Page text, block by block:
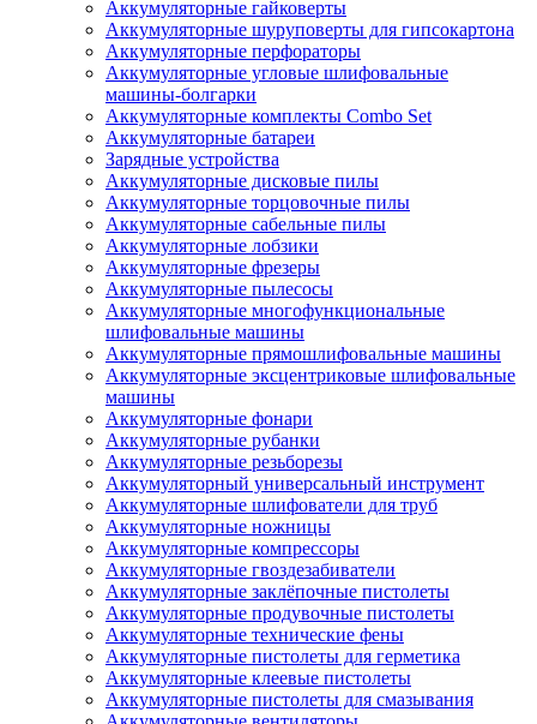
Аккумуляторные гайковерты
Аккумуляторные шуруповерты для гипсокартона
Аккумуляторные перфораторы
Аккумуляторные угловые шлифовальные
машины-болгарки
Аккумуляторные комплекты Combo Set
Аккумуляторные батареи
Зарядные устройства
Аккумуляторные дисковые пилы
Аккумуляторные торцовочные пилы
Аккумуляторные сабельные пилы
Аккумуляторные лобзики
Аккумуляторные фрезеры
Аккумуляторные пылесосы
Аккумуляторные многофункциональные
шлифовальные машины
Аккумуляторные прямошлифовальные машины
Аккумуляторные эксцентриковые шлифовальные
машины
Аккумуляторные фонари
Аккумуляторные рубанки
Аккумуляторные резьборезы
Аккумуляторный универсальный инструмент
Аккумуляторные шлифователи для труб
Аккумуляторные ножницы
Аккумуляторные компрессоры
Аккумуляторные гвоздезабиватели
Аккумуляторные заклёпочные пистолеты
Аккумуляторные продувочные пистолеты
Аккумуляторные технические фены
Аккумуляторные пистолеты для герметика
Аккумуляторные клеевые пистолеты
Аккумуляторные пистолеты для смазывания